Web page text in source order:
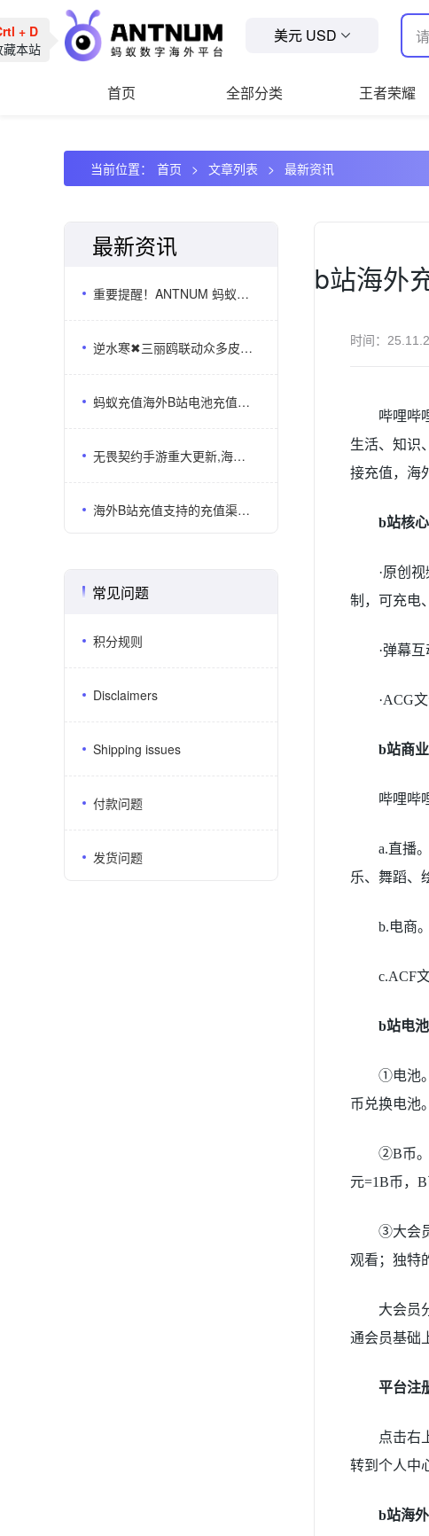
+ D
本站
美元 USD
首页 全部分类 王者荣耀
当前位置： 首页 文章列表 最新资讯
最新资讯
重要提醒！ANTNUM 蚂蚁充值唯一认准官网：antnum.com
逆水寒✖三丽鸥联动众多皮肤上线,海外逆水寒储值选ANTNUM
蚂蚁充值海外B站电池充值支持UID直充还有多少用户不知道？
无畏契约手游重大更新,海外无畏契约代储选ANTNUM更划算
海外B站充值支持的充值渠道有哪些？哪几个平台比较靠谱？
常见问题
积分规则
Disclaimers
Shipping issues
付款问题
发货问题
b站海外
时间：
哔哩哔
生活、知识
接充值，海
b站核
·原创
制，可充电
·弹幕
·ACG
b站商
哔哩哔
a.直播
乐、舞蹈、
b.电商
c.ACF
b站电
①电池
币兑换电池。
②B币。
元=1B币，
③大会
观看；独特
大会员
通会员基础
平台注
点击右
转到个人中
b站海